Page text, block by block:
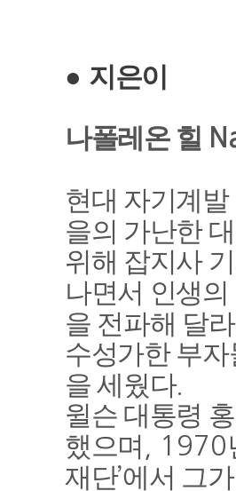
● 지은이
나폴레온 힐
현대 자기계
을의 가난한
위해 잡지사
나면서 인생
을 전파해 달
수성가한 부
을 세웠다.
윌슨 대통령
했으며
, 1970
재단’에서 그